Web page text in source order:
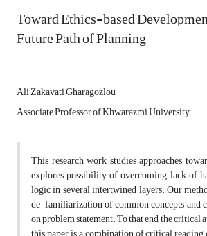
Toward Ethics-based
Future Path of Planning
Ali Zakavati Gharagozlou
Associate Professor of Khwarazmi University
This research work studies approaches
explores possibility of overcoming lack of
logic in several intertwined layers. Our
de-familiarization of common concepts and
on problem statement. To that end, the